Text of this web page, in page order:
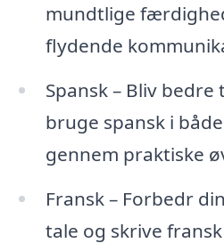
mundtlige
flydende
Spansk – Bliv
bruge spansk i
gennem praktiske
Fransk – Forbedr
tale og skrive